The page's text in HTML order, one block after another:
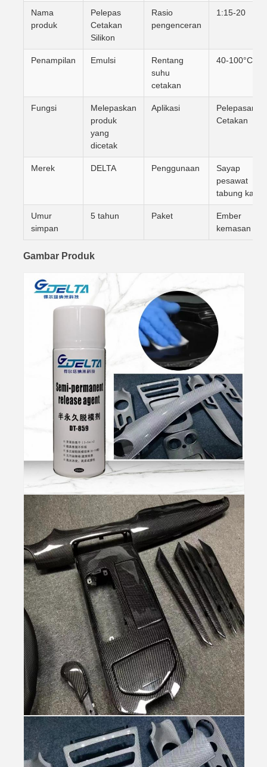
Nama
produk
Pelepas
Cetakan
Silikon
Rasio
pengenceran
1:15-20
Penampilan Emulsi
Rentang
suhu
cetakan
40-100°C
Fungsi
Melepaskan
produk
yang
dicetak
Aplikasi
Pelepasan
Cetakan
Merek DELTA Penggunaan
Sayap
pesawat
tabung kaca
Umur
simpan
5 tahun Paket
Ember
kemasan
Gambar Produk